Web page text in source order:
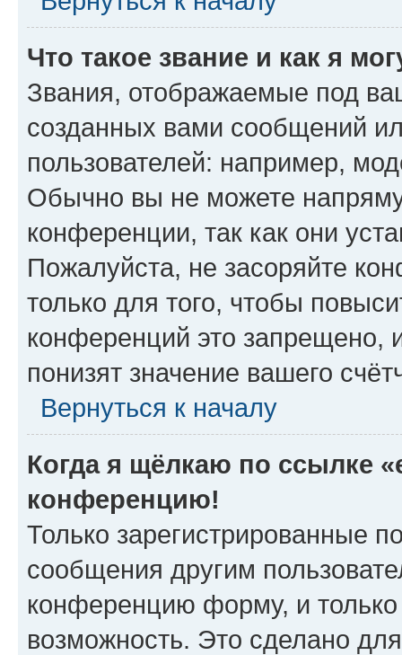
Что такое звание и как я
Звания, отображаемые под
созданных вами сообщений
пользователей: например,
Обычно вы не можете
конференции, так как они
Пожалуйста, не засоряйте
только для того, чтобы
конференций это запрещено,
понизят значение вашего
Вернуться к началу
Когда я щёлкаю по ссылке
конференцию!
Только зарегистрированные
сообщения другим
конференцию форму, и
возможность. Это сделано